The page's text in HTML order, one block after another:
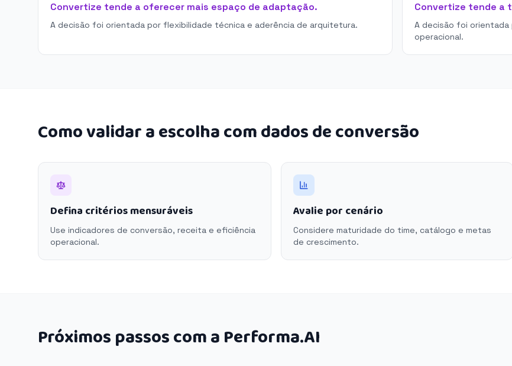
Convertize tende a oferecer mais espaço de adaptação.
A decisão foi orientada por flexibilidade técnica e aderência de arquitetura.
Convertize tende a
A decisão foi
operacional.
Como validar a escolha com dados de conversão
Defina critérios mensuráveis
Use indicadores de conversão, receita e eficiência
operacional.
Avalie por cenário
Considere maturidade do time, catálogo e metas
de crescimento.
Próximos passos com a Performa.AI